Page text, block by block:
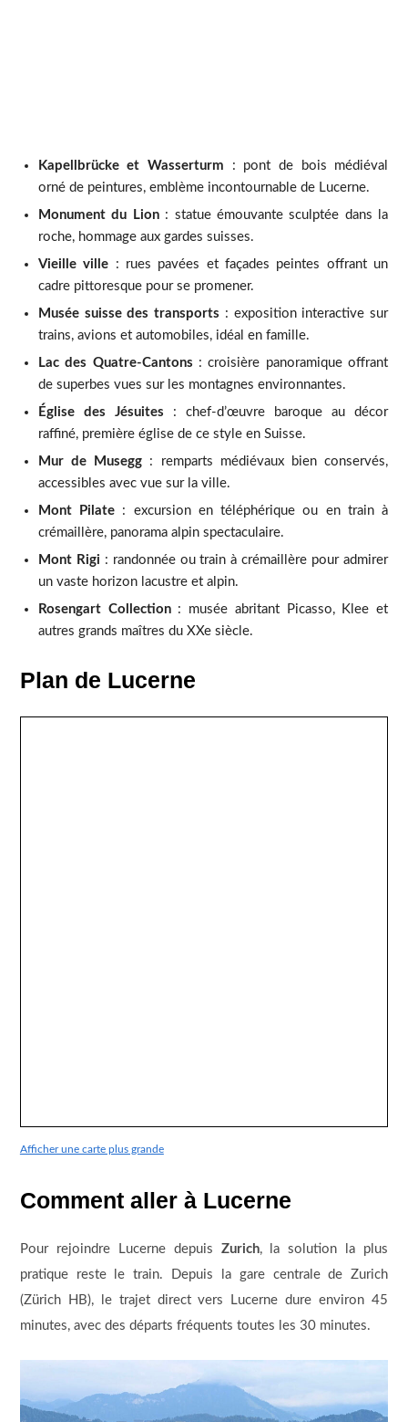
Kapellbrücke et Wasserturm : pont de bois médiéval
orné de peintures, emblème incontournable de Lucerne.
Monument du Lion: statue émouvante sculptée dans la
roche, hommage aux gardes suisses.
Vieille ville : rues pavées et façades peintes offrant un
cadre pittoresque pour se promener.
Musée suisse des transports : exposition interactive sur
trains, avions et automobiles, idéal en famille.
Lac des Quatre-Cantons : croisière panoramique offrant
de superbes vues sur les montagnes environnantes.
Église des Jésuites : chef-d’œuvre baroque au décor
raffiné, première église de ce style en Suisse.
Mur de Musegg : remparts médiévaux bien conservés,
accessibles avec vue sur la ville.
Mont Pilate : excursion en téléphérique ou en train à
crémaillère, panorama alpin spectaculaire.
Mont Rigi : randonnée ou train à crémaillère pour admirer
un vaste horizon lacustre et alpin.
Rosengart Collection: musée abritant Picasso, Klee et
autres grands maîtres du XXe siècle.
Plan de Lucerne
Afficher une carte plus grande
Comment aller à Lucerne
Pour rejoindre Lucerne depuis Zurich, la solution la plus
pratique reste le train. Depuis la gare centrale de Zurich
(Zürich HB), le trajet direct vers Lucerne dure environ 45
minutes, avec des départs fréquents toutes les 30 minutes.